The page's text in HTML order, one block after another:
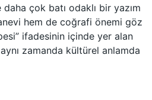
çok batı odaklı bir yazım
hem de coğrafi önemi göz
ifadesinin içinde yer alan
zamanda kültürel anlamda